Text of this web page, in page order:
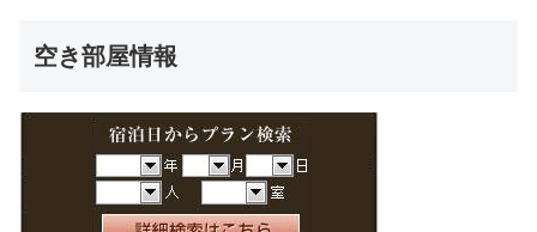
空き部屋情報